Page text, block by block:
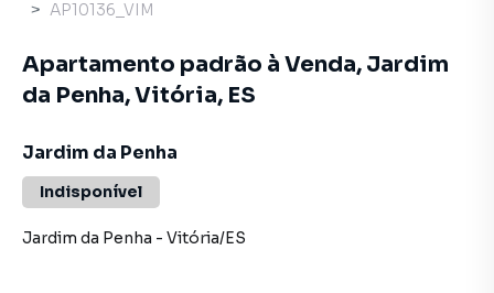
AP10136_VIM
Apartamento padrão à Venda, Jardim
da Penha, Vitória, ES
Jardim da Penha
Indisponível
Jardim da Penha - Vitória/ES